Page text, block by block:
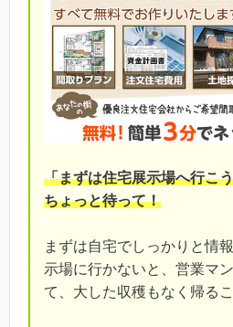
「まずは住宅展示場へ行こ
ちょっと待って！
まずは自宅でしっかりと情
示場に行かないと、営業マ
て、大した収穫もなく帰る